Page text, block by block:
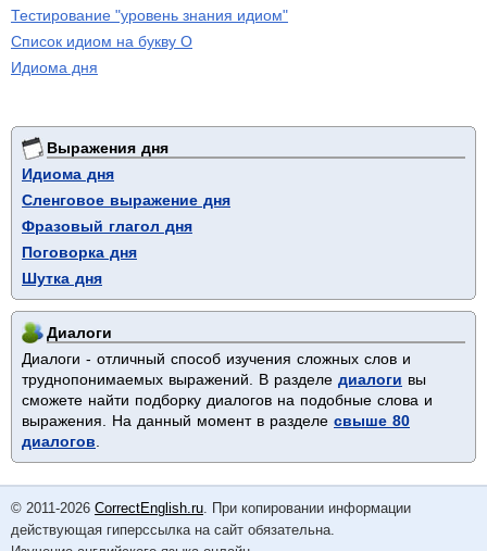
Тестирование "уровень знания идиом"
Список идиом на букву O
Идиома дня
Выражения дня
Идиома дня
Сленговое выражение дня
Фразовый глагол дня
Поговорка дня
Шутка дня
Диалоги
Диалоги - отличный способ изучения сложных слов и
труднопонимаемых выражений. В разделе диалоги вы
сможете найти подборку диалогов на подобные слова и
выражения. На данный момент в разделе свыше 80
диалогов.
© 2011-2026 CorrectEnglish.ru. При копировании информации
действующая гиперссылка на сайт обязательна.